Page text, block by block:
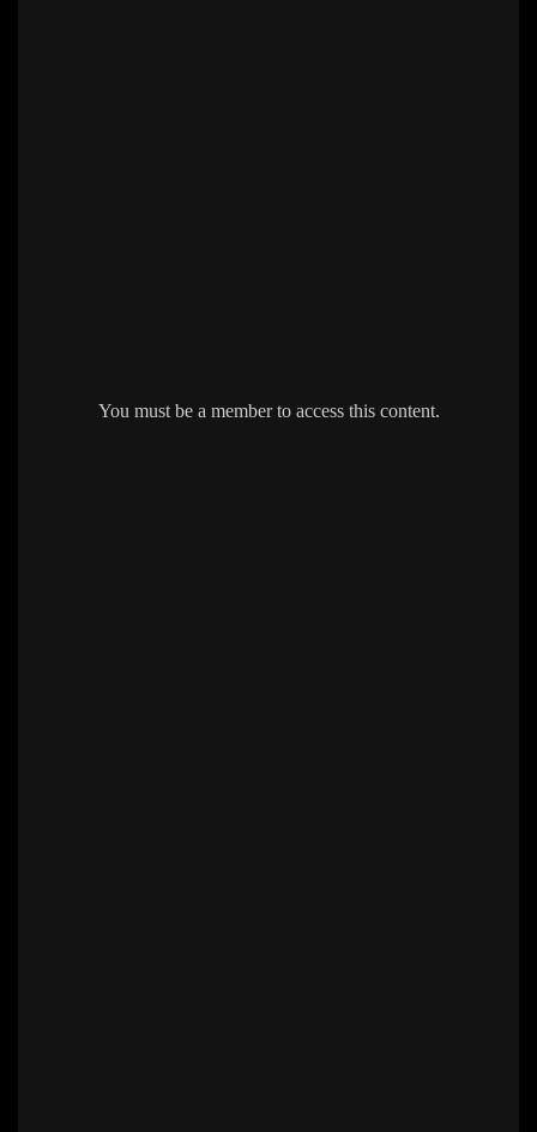
You must be a member to access this content.